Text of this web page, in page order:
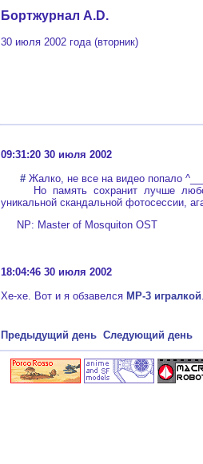
Бортжурнал A.D.
30 июля 2002 года (вторник)
09:31:20 30 июля 2002
# Жалко, не все на видео попало
Но память сохранит лучше
уникальной скандальной фотосессии,
NP: Master of Mosquiton OST
18:04:46 30 июля 2002
Хе-хе. Вот и я обзавелся МР-3 игралкой
Предыдущий день Следующий день